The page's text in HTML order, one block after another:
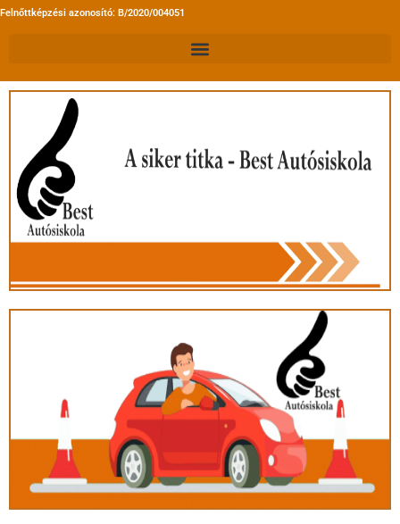
Felnőttképzési azonosító: B/2020/004051